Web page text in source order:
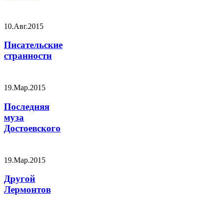
10.Авг.2015
Писательские
странности
19.Мар.2015
Последняя
муза
Достоевского
19.Мар.2015
Другой
Лермонтов